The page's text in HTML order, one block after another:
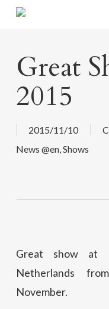
Skip
contentGreat
2015
2015/11/10
News @en,Shows
Great show at
Netherlands
November.